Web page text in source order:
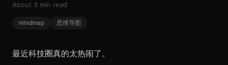
About 3 min read
mindmap 思维导图
最近科技圈真的太热闹了。